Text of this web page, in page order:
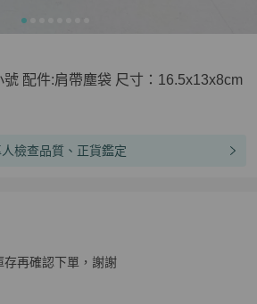
配件:肩帶塵袋 尺寸：16.5x13x8cm
檢查品質、正貨鑑定
小號 配件:肩帶塵袋 尺寸：
再確認下單，謝謝